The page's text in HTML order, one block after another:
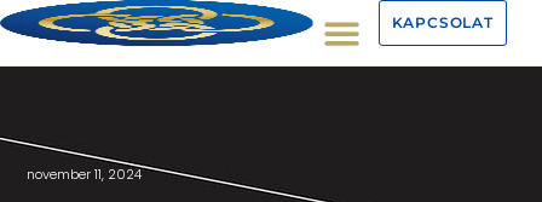
KAPCSOLAT
november 11, 2024